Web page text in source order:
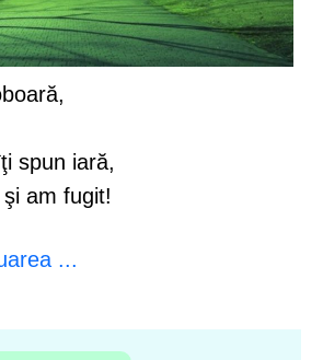
spun iară,
am fugit!
...